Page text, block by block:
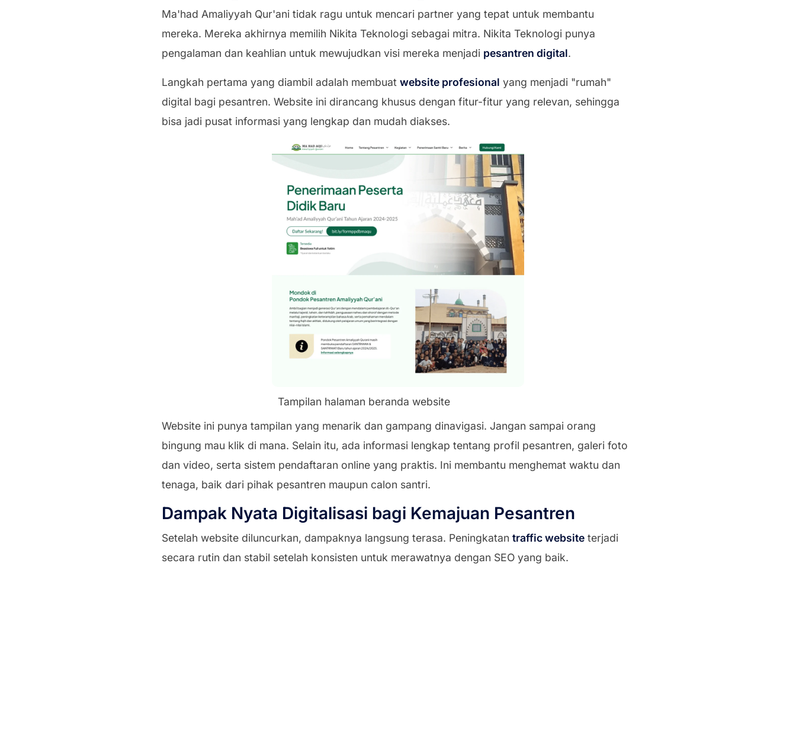
Ma'had Amaliyyah Qur'ani tidak ragu untuk mencari partner yang tepat untuk membantu
mereka. Mereka akhirnya memilih Nikita Teknologi sebagai mitra. Nikita Teknologi punya
pengalaman dan keahlian untuk mewujudkan visi mereka menjadi pesantren digital.
Langkah pertama yang diambil adalah membuat website profesional yang menjadi "rumah"
digital bagi pesantren. Website ini dirancang khusus dengan fitur-fitur yang relevan, sehingga
bisa jadi pusat informasi yang lengkap dan mudah diakses.
Tampilan halaman beranda website
Website ini punya tampilan yang menarik dan gampang dinavigasi. Jangan sampai orang
bingung mau klik di mana. Selain itu, ada informasi lengkap tentang profil pesantren, galeri foto
dan video, serta sistem pendaftaran online yang praktis. Ini membantu menghemat waktu dan
tenaga, baik dari pihak pesantren maupun calon santri.
Dampak Nyata Digitalisasi bagi Kemajuan Pesantren
Setelah website diluncurkan, dampaknya langsung terasa. Peningkatan traffic website terjadi
secara rutin dan stabil setelah konsisten untuk merawatnya dengan SEO yang baik.